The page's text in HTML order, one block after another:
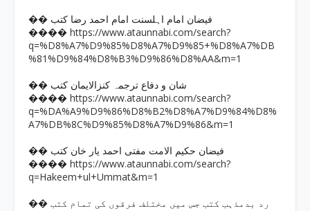
�� فیضان امام اہلسنت امام احمد رضا کتب
���� https://www.ataunnabi.com/search?
q=%D8%A7%D9%85%D8%A7%D9%85+%D8%A7%DB
%81%D9%84%D8%B3%D9%86%D8%AA&m=1
�� شان و دفاع ترجمہ کنزالایمان کتب
���� https://www.ataunnabi.com/search?
q=%DA%A9%D9%86%D8%B2%D8%A7%D9%84%D8%
A7%DB%8C%D9%85%D8%A7%D9%86&m=1
�� فیضان حکیم الامت مفتی احمد یار خان کتب
���� https://www.ataunnabi.com/search?
q=Hakeem+ul+Ummat&m=1
�� رد بدمذہب کتب جس میں مختلف فرقوں کی تمام کتب